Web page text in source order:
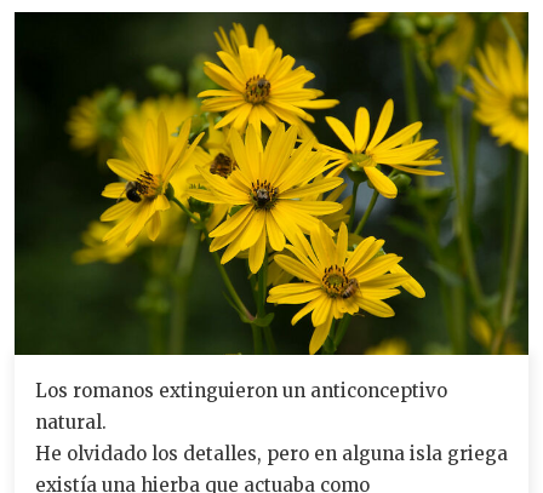
Los romanos extinguieron un anticonceptivo
natural.
He olvidado los detalles, pero en alguna isla griega
existía una hierba que actuaba como